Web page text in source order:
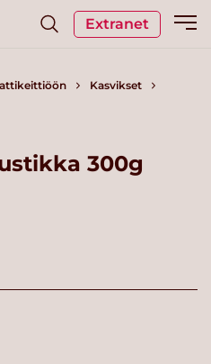
Extranet
Kasvikset
300g